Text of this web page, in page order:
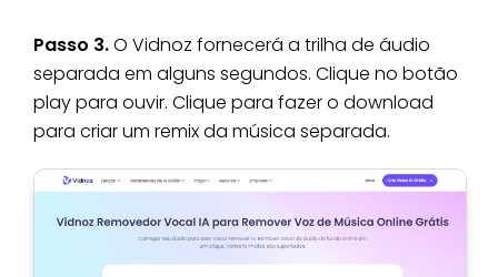
Passo 3.O Vidnoz fornecerá a trilha de áudio
separada em alguns segundos. Clique no botão
play para ouvir. Clique para fazer o download
para criar um remix da música separada.